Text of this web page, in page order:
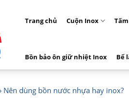
Trang chủ Cuộn Inox
Bồn bảo ôn giữ nhiệt Inox Bể
Nên dùng bồn nước nhựa hay inox?